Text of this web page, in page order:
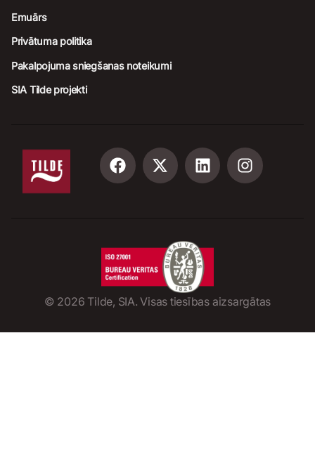
Emuārs
Privātuma politika
Pakalpojuma sniegšanas noteikumi
SIA Tilde projekti
© 2026 Tilde, SIA. Visas tiesības aizsargātas